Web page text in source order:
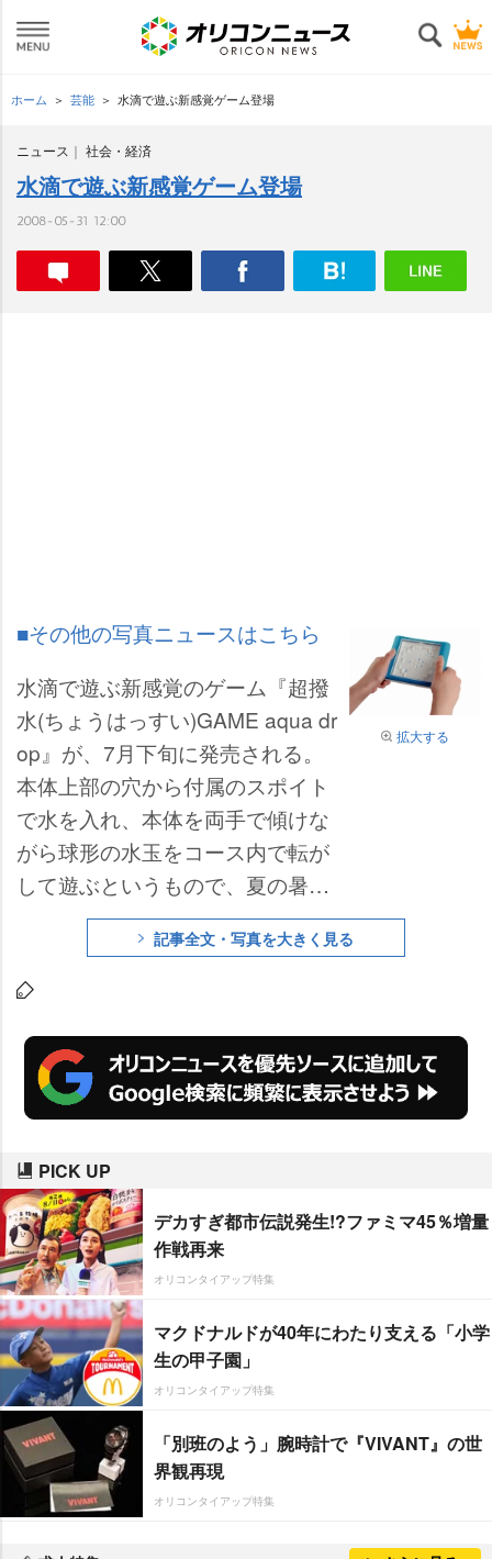
ホーム 芸能 水滴で遊ぶ新感覚ゲーム登場
ニュース 社会・経済
水滴で遊ぶ新感覚ゲーム登場
2008-05-31 12:00
拡大する
■その他の写真ニュースはこちら
水滴で遊ぶ新感覚のゲーム『超撥
水(ちょうはっすい)GAME aqua dr
op』が、7月下旬に発売される。
本体上部の穴から付属のスポイト
で水を入れ、本体を両手で傾けな
がら球形の水玉をコース内で転が
して遊ぶというもので、夏の暑さ
を吹き飛ばしてくれそうな清涼感
も感じられそうだ。記事全文・写真を大きく見る
PICK UP
デカすぎ都市伝説発生!?ファミマ45％増量
作戦再来
オリコンタイアップ特集
マクドナルドが40年にわたり支える「小学
生の甲子園」
オリコンタイアップ特集
「別班のよう」腕時計で『VIVANT』の世
界観再現
オリコンタイアップ特集